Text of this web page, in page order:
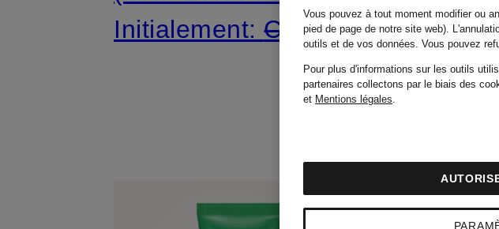
Initialement:CHF 25
Vous pouvez à tout moment modifier ou
pied de page de notre site web).
outils et de vos données. Vous pouvez
Pour plus d'informations sur les outils
partenaires collectons par le biais des
et Mentions légales.